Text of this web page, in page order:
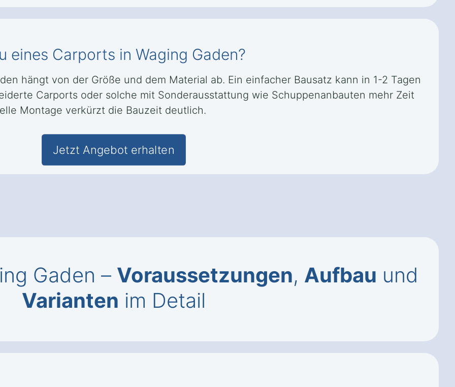
eines Carports in Waging Gaden?
hängt von der Größe und dem Material ab. Ein einfacher Bausatz kann in 1-2 Tagen
Carports oder solche mit Sonderausstattung wie Schuppenanbauten mehr Zeit
Montage verkürzt die Bauzeit deutlich.
Jetzt Angebot erhalten
Gaden – Voraussetzungen, Aufbau und
Varianten im Detail